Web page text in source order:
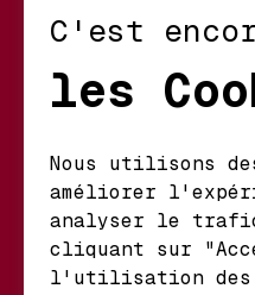
Conditions
Mathieu S.A.
d'origine
Chemin du
C'est
les
Nous utilisons
améliorer
analyser le
cliquant sur
l'utilisation des